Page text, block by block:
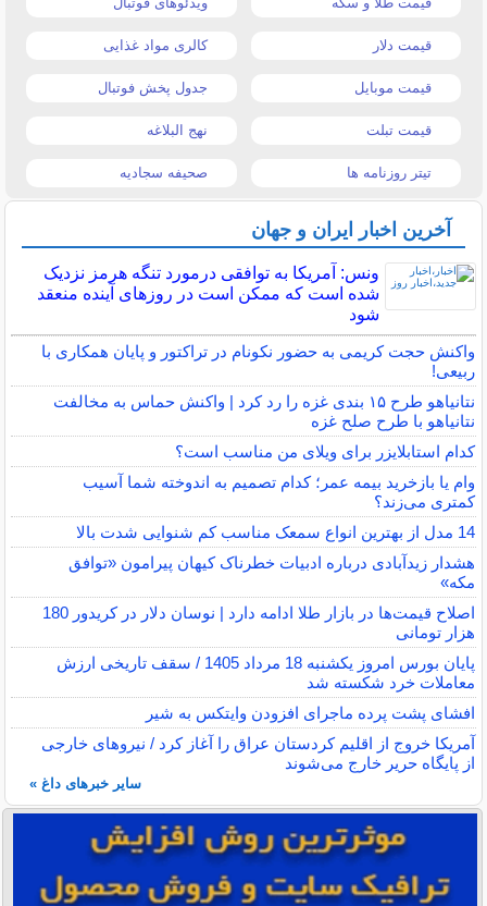
قیمت دلار کالری مواد غذایی
قیمت موبایل جدول پخش فوتبال
قیمت تبلت نهج البلاغه
تیتر روزنامه ها صحیفه سجادیه
آخرین اخبار ایران و جهان
ونس: آمریکا به توافقی درمورد تنگه هرمز نزدیک
شده است که ممکن است در روزهای آینده منعقد
شود
واکنش حجت کریمی به حضور نکونام در تراکتور و پایان همکاری با
ربیعی!
نتانیاهو طرح ۱۵ بندی غزه را رد کرد | واکنش حماس به مخالفت
نتانیاهو با طرح صلح غزه
کدام استابلایزر برای ویلای من مناسب است؟
وام یا بازخرید بیمه عمر؛ کدام تصمیم به اندوخته شما آسیب
کمتری می‌زند؟
14 مدل از بهترین انواع سمعک مناسب کم شنوایی شدت بالا
هشدار زیدآبادی درباره ادبیات خطرناک کیهان پیرامون «توافق
مکه»
اصلاح قیمت‌ها در بازار طلا ادامه دارد | نوسان دلار در کریدور 180
هزار تومانی
پایان بورس امروز یکشنبه 18 مرداد 1405 / سقف تاریخی ارزش
معاملات خرد شکسته شد
افشای پشت پرده ماجرای افزودن وایتکس به شیر
آمریکا خروج از اقلیم کردستان عراق را آغاز کرد / نیروهای خارجی
از پایگاه حریر خارج می‌شوند
سایر خبرهای داغ »